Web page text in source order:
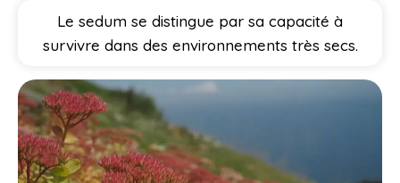
Le sedum se distingue par sa capacité à
survivre dans des environnements très secs.